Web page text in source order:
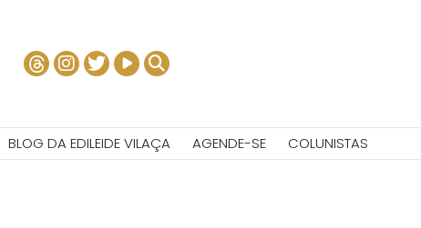
BLOG DA EDILEIDE VILAÇA AGENDE-SE COLUNISTAS